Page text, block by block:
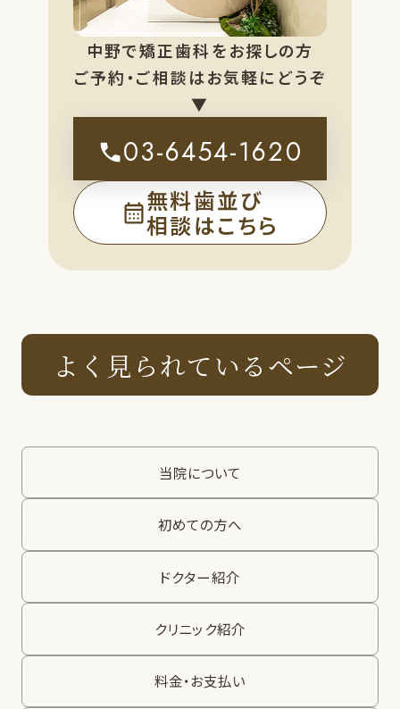
中野で矯正歯科をお探しの方
ご予約・ご相談はお気軽にどうぞ
▼
03-6454-1620
無料歯並び
相談はこちら
よく見られているページ
当院について
初めての方へ
ドクター紹介
クリニック紹介
料金・お支払い